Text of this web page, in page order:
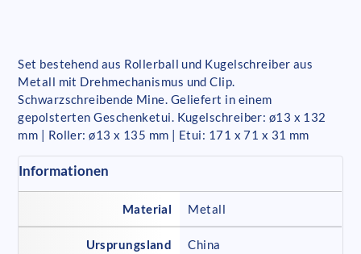
Set bestehend aus Rollerball und Kugelschreiber aus
Metall mit Drehmechanismus und Clip.
Schwarzschreibende Mine. Geliefert in einem
gepolsterten Geschenketui. Kugelschreiber: ø13 x 132
mm | Roller: ø13 x 135 mm | Etui: 171 x 71 x 31 mm
Informationen
Material Metall
Ursprungsland China